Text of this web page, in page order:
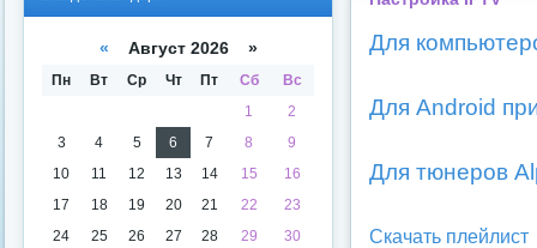
Для
Для Android
Для тюнеров
Скачать плейлист
кален
списк
« Август 2026 »
Пн Вт Ср Чт Пт Сб
Вс
1
2
3
4 5 6 7 8
9
10
11 12 13 14 15
16
17
18 19 20 21 22
23
24
25 26 27 28 29
30